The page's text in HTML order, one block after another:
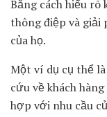
Nhưng sự thật có
Sự thật là mỗi
thuộc quy trình
Quy trình chăm
dựng lòng tin và